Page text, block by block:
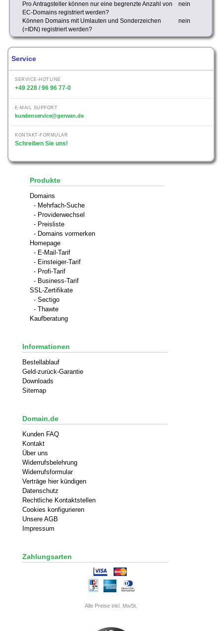
Pro Antragsteller können nur eine begrenzte Anzahl von
EC-Domains registriert werden?
nein
Können Domains mit Umlauten und Sonderzeichen
(=IDN) registriert werden?
nein
Service
SERVICE-HOTLINE
+49 228 / 96 96 77-0
E-MAIL SUPPORT
kundenservice@gerwan.de
KONTAKT-FORMULAR
Schreiben Sie uns!
Produkte
Domains
- Mehrfach-Suche
- Providerwechsel
- Preisliste
- Domains vormerken
Homepage
- E-Mail-Tarif
- Einsteiger-Tarif
- Profi-Tarif
- Business-Tarif
SSL-Zertifikate
- Sectigo
- Thawte
Kaufberatung
Informationen
Bestellablauf
Geld-zurück-Garantie
Downloads
Sitemap
Domain.de
Kunden FAQ
Kontakt
Über uns
Widerrufsbelehrung
Widerrufsformular
Verträge hier kündigen
Datenschutz
Rechtliche Kontaktstellen
Cookies konfigurieren
Unsere AGB
Impressum
Zahlungsarten
Alle Preise inkl. MwSt.